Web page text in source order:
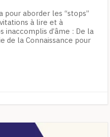
pour aborder les “stops”
à lire et à
d’âme : De la
de la Connaissance pour